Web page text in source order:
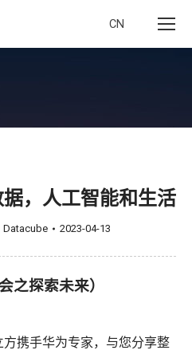
，人工智能和生活
Datacube 2023-04-13
之探索未来）
携手华为专家，与您分享整
CN